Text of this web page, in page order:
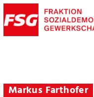
Markus Farthofer